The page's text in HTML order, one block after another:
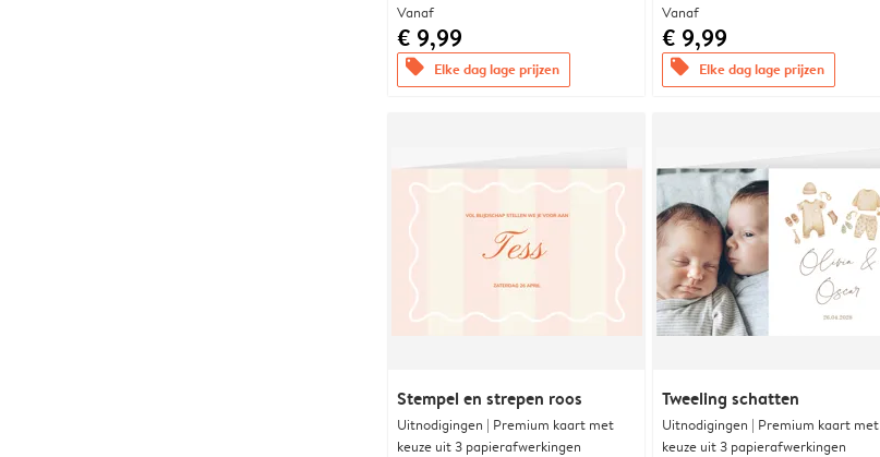
Vanaf
€ 9,99
offers Elke dag lage prijzen
Vanaf
€ 9,99
offers Elke dag lage prijzen
Stempel en strepen roos
Uitnodigingen | Premium kaart met
keuze uit 3 papierafwerkingen
Tweeling schatten
Uitnodigingen | Premium kaart met
keuze uit 3 papierafwerkingen